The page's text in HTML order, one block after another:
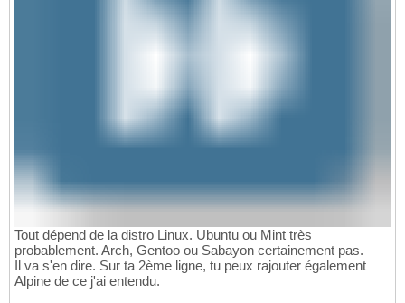
Tout dépend de la distro Linux. Ubuntu ou Mint très
probablement. Arch, Gentoo ou Sabayon certainement pas.
Il va s'en dire. Sur ta 2ème ligne, tu peux rajouter également
Alpine de ce j'ai entendu.